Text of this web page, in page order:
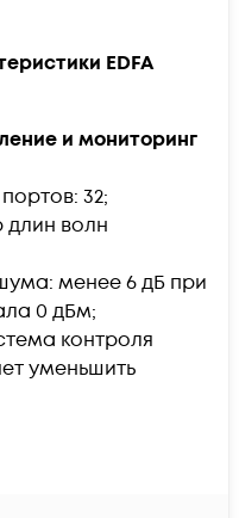
EDFA
и мониторинг
32;
длин волн
менее 6 дБ при
0 дБм;
контроля
уменьшить